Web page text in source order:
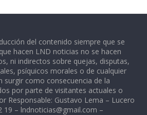
del contenido siempre que se
hacen LND noticias no se hacen
ni indirectos sobre quejas, disputas,
psíquicos morales o de cualquier
surgir como consecuencia de la
por parte de visitantes actuales o
Responsable: Gustavo Lema – Lucero
19 – lndnoticias@gmail.com –